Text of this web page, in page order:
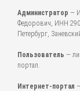
Администратор —
Федорович, ИНН
Петербург,
Пользователь —
портал.
Интернет-портал